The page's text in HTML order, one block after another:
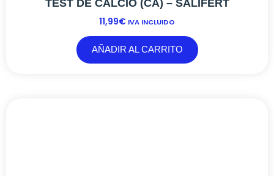
TEST DE CALCIO (CA) – SALIFERT
11,99€ IVA INCLUIDO
AÑADIR AL CARRITO